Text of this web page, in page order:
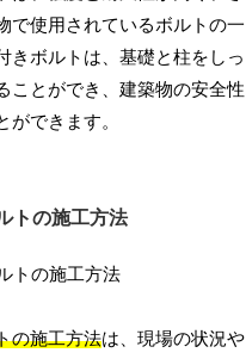
で使用されているボルトの一
きボルトは、基礎と柱をしっ
ことができ、建築物の安全性
ができます。
トの施工方法
の施工方法は、現場の状況や